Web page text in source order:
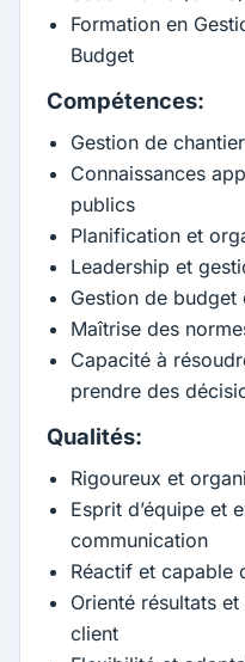
Formation en
Budget
Compétences:
Gestion de
Connaissances
publics
Planification et
Leadership et
Gestion de
Maîtrise des
Capacité à
prendre des
Qualités:
Rigoureux et
Esprit d’équipe et
communication
Réactif et capable
Orienté résultats
client